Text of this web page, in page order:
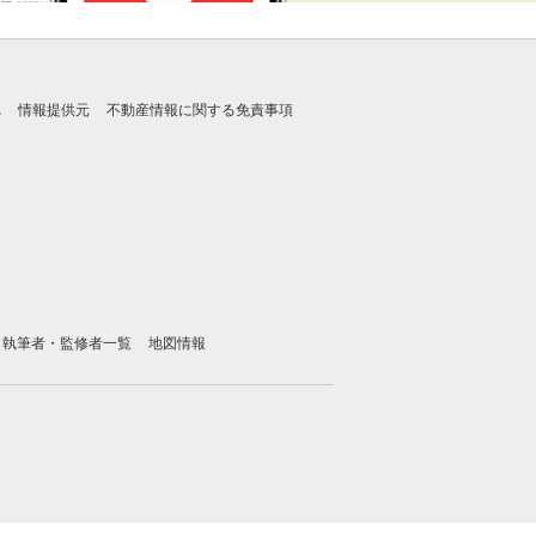
情報提供元 不動産情報に関する免責事項
執筆者・監修者一覧 地図情報